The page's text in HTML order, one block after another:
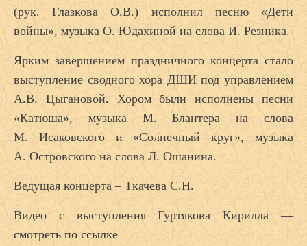
(рук. Глазкова О.В.) исполнил песню «Дети
войны», музыка О. Юдахиной на слова И. Резника.
Ярким завершением праздничного концерта стало
выступление сводного хора ДШИ под управлением
А.В. Цыгановой. Хором были исполнены песни
«Катюша», музыка М. Блантера на слова
М. Исаковского и «Солнечный круг», музыка
А. Островского на слова Л. Ошанина.
Ведущая концерта – Ткачева С.Н.
Видео с выступления Гуртякова Кирилла —
смотреть по ссылке